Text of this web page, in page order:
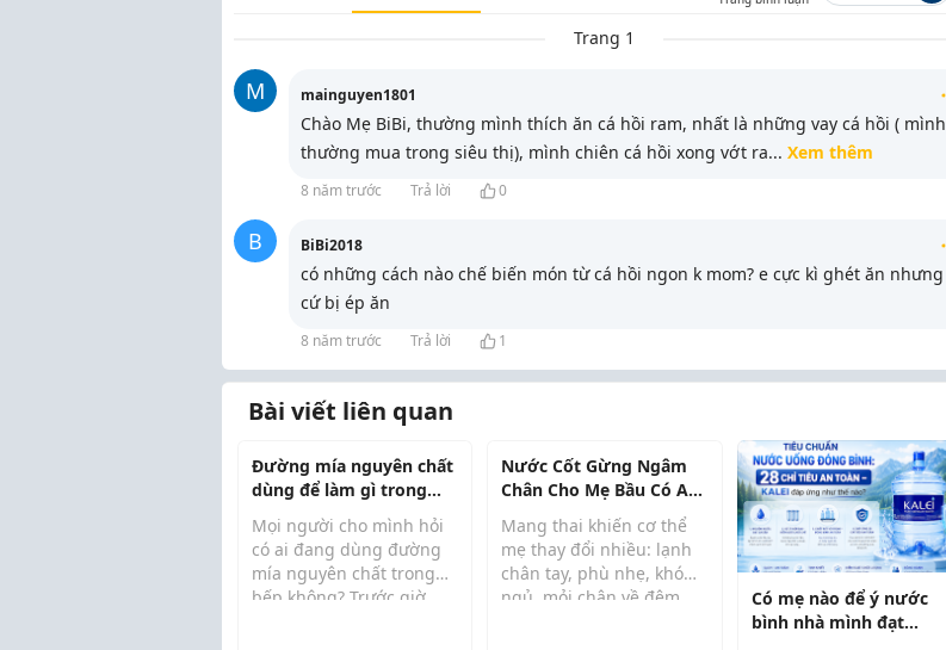
Trang 1
M mainguyen1801
Chào Mẹ BiBi, thường mình thích ăn cá hồi ram, nhất là những vay cá hồi ( mình
thường mua trong siêu thị), mình chiên cá hồi xong vớt ra... Xem thêm
8 năm trước Trả lời 0
B BiBi2018
có những cách nào chế biến món từ cá hồi ngon k mom? e cực kì ghét ăn nhưng
cứ bị ép ăn
8 năm trước Trả lời 1
Bài viết liên quan
Đường mía nguyên chất
dùng để làm gì trong
nấu ăn hằng ngày?
Mọi người cho mình hỏi
có ai đang dùng đường
mía nguyên chất trong
bếp không? Trước giờ
Nước Cốt Gừng Ngâm
Chân Cho Mẹ Bầu Có An
Toàn Không? Cách Dùng
Đúng Cách
Mang thai khiến cơ thể
mẹ thay đổi nhiều: lạnh
chân tay, phù nhẹ, khó
ngủ, mỏi chân về đêm…
Có mẹ nào để ý nước
bình nhà mình đạt